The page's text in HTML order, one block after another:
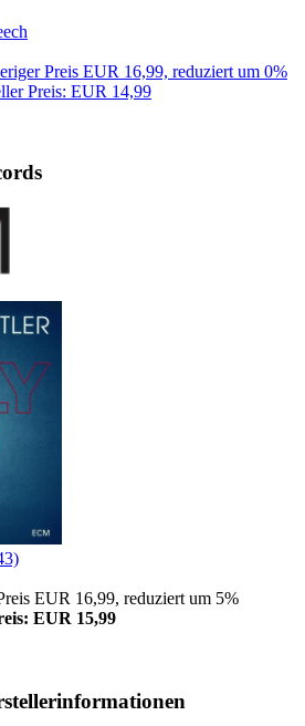
Preis EUR 16,99, reduziert um 0%
Preis: EUR 14,99
EUR 16,99, reduziert um 5%
EUR 15,99